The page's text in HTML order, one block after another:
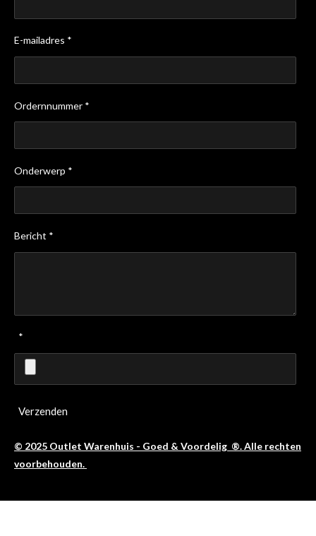
E-mailadres *
Ordernnummer *
Onderwerp *
Bericht *
*
Verzenden
© 2025 Outlet Warenhuis - Goed & Voordelig ®. Alle rechten
voorbehouden.